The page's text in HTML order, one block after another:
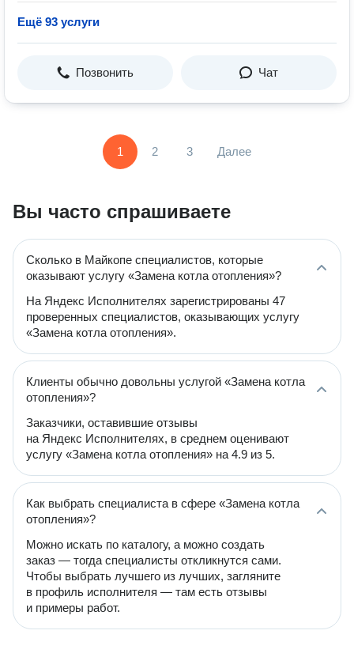
Ещё 93 услуги
Позвонить Чат
1 2 3 Далее
Вы часто спрашиваете
Сколько в Майкопе специалистов, которые
оказывают услугу «Замена котла отопления»?
На Яндекс Исполнителях зарегистрированы 47
проверенных специалистов, оказывающих услугу
«Замена котла отопления».
Клиенты обычно довольны услугой «Замена котла
отопления»?
Заказчики, оставившие отзывы
на Яндекс Исполнителях, в среднем оценивают
услугу «Замена котла отопления» на 4.9 из 5.
Как выбрать специалиста в сфере «Замена котла
отопления»?
Можно искать по каталогу, а можно создать
заказ — тогда специалисты откликнутся сами.
Чтобы выбрать лучшего из лучших, загляните
в профиль исполнителя — там есть отзывы
и примеры работ.